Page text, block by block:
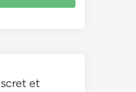
et